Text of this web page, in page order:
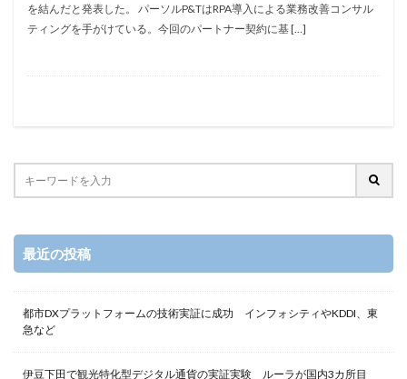
を結んだと発表した。 パーソルP&TはRPA導入による業務改善コンサル
ティングを手がけている。今回のパートナー契約に基 […]
最近の投稿
都市DXプラットフォームの技術実証に成功 インフォシティやKDDI、東
急など
伊豆下田で観光特化型デジタル通貨の実証実験 ルーラが国内3カ所目